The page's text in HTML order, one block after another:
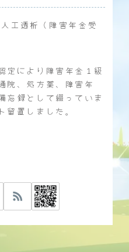
工透析（障害年金受
定により障害年金１級
院、処方薬、障害年
忘録として綴っていま
留置しました。